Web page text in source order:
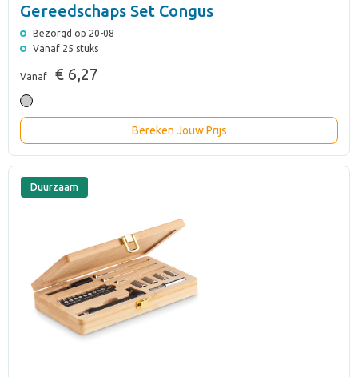
Gereedschaps Set Congus
Bezorgd op 20-08
Vanaf 25 stuks
Vanaf € 6,27
Bereken Jouw Prijs
Duurzaam